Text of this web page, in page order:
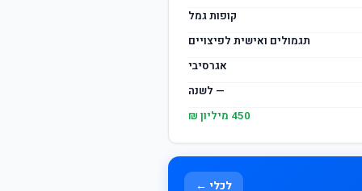
קופות גמל
תגמולים ואישית לפיצויים
אגרסיבי
— לשנה
450 מיליון ₪
לכלי ←